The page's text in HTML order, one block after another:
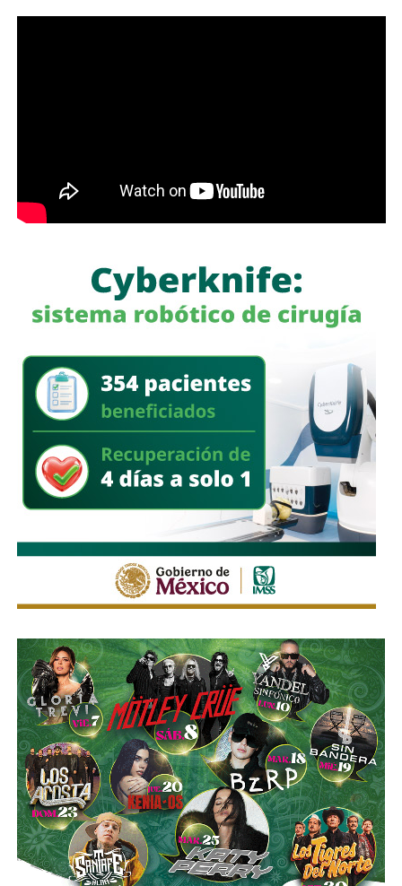
las nuevas redes de agua potable y drenajeofrezcan